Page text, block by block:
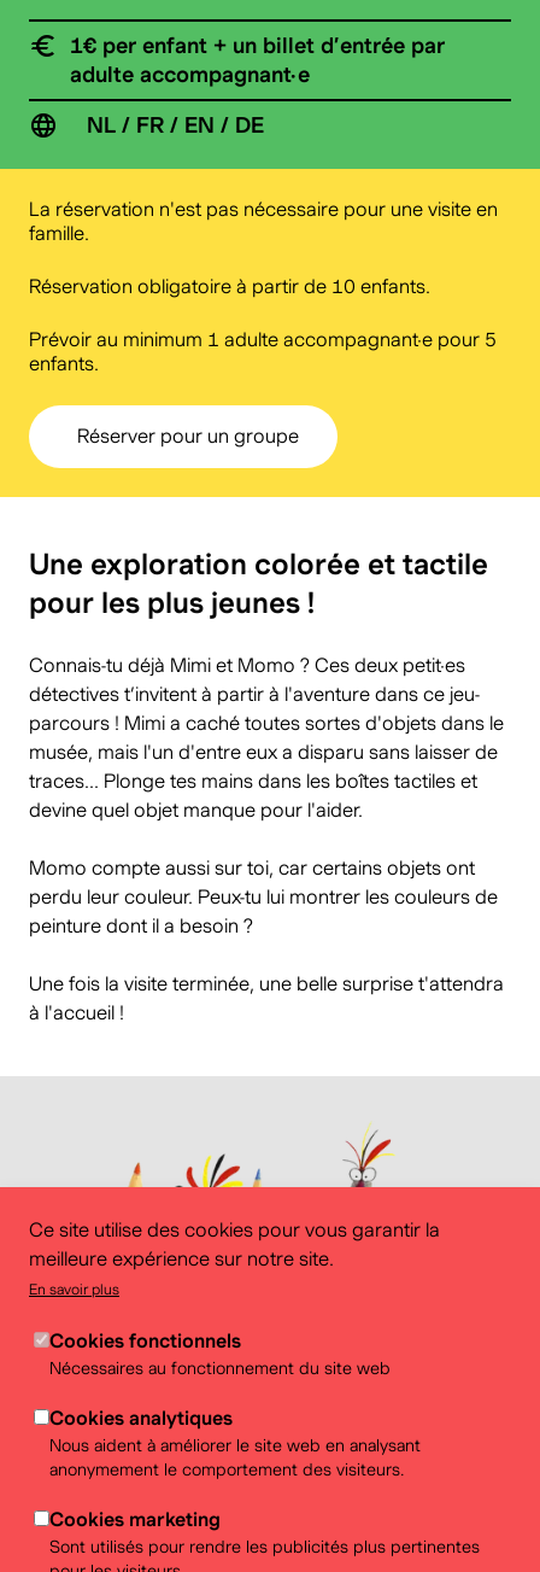
Ce site utilise des cookies pour vous garantir la
meilleure expérience sur notre site.
En savoir plus
Cookies fonctionnels
Nécessaires au fonctionnement du site web
Cookies analytiques
Nous aident à améliorer le site web en analysant
anonymement le comportement des visiteurs.
Cookies marketing
Sont utilisés pour rendre les publicités plus pertinentes
1€ per enfant + un billet d’entrée par
adulte accompagnant·e
NL / FR / EN / DE
La réservation n'est pas nécessaire pour une visite en
famille.
Réservation obligatoire à partir de 10 enfants.
Prévoir au minimum 1 adulte accompagnant·e pour 5
enfants.
Réserver pour un groupe
Une exploration colorée et tactile
pour les plus jeunes !
Connais-tu déjà Mimi et Momo ? Ces deux petit·es
détectives t’invitent à partir à l'aventure dans ce jeu-
parcours ! Mimi a caché toutes sortes d'objets dans le
musée, mais l'un d'entre eux a disparu sans laisser de
traces... Plonge tes mains dans les boîtes tactiles et
devine quel objet manque pour l'aider.
Momo compte aussi sur toi, car certains objets ont
perdu leur couleur. Peux-tu lui montrer les couleurs de
peinture dont il a besoin ?
Une fois la visite terminée, une belle surprise t'attendra
à l'accueil !
Informations pratiques
Pour les enfants de 3 à 5 ans accompagné·es d'un·e